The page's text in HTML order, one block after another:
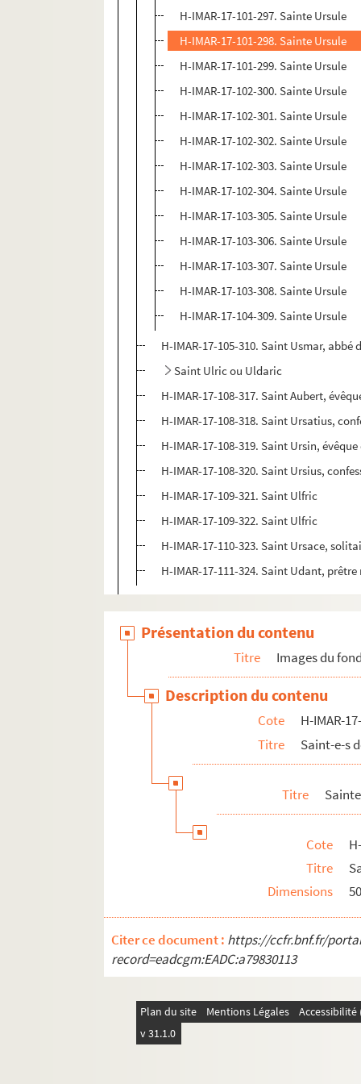
H-IMAR-17-101-297. Sainte Ursule
H-IMAR-17-101-298. Sainte Ursule
H-IMAR-17-101-299. Sainte Ursule
H-IMAR-17-102-300. Sainte Ursule
H-IMAR-17-102-301. Sainte Ursule
H-IMAR-17-102-302. Sainte Ursule
H-IMAR-17-102-303. Sainte Ursule
H-IMAR-17-102-304. Sainte Ursule
H-IMAR-17-103-305. Sainte Ursule
H-IMAR-17-103-306. Sainte Ursule
H-IMAR-17-103-307. Sainte Ursule
H-IMAR-17-103-308. Sainte Ursule
H-IMAR-17-104-309. Sainte Ursule
H-IMAR-17-105-310. Saint Usmar, abbé
Saint Ulric ou Uldaric
H-IMAR-17-108-317. Saint Aubert,
H-IMAR-17-108-318. Saint Ursatius,
H-IMAR-17-108-319. Saint Ursin,
H-IMAR-17-108-320. Saint Ursius,
H-IMAR-17-109-321. Saint Ulfric
H-IMAR-17-109-322. Saint Ulfric
H-IMAR-17-110-323. Saint Ursace,
H-IMAR-17-111-324. Saint Udant,
H-IMAR-18-112-327 à H-IMAR-18-135-
Présentation du contenu
Titre Images du
Description du contenu
Cote
H-IMAR-
Titre
Saint-e-s
Titre
Cote
Titre
Dimensions
Citer ce document : https://ccfr.bnf.fr/
record=eadcgm:EADC:a79830113
Plan du site Mentions Légales
v 31.1.0